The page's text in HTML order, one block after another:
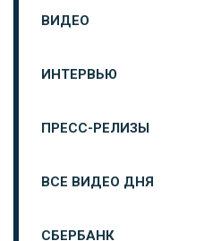
ВИДЕО
ИНТЕРВЬЮ
ПРЕСС-РЕЛИЗЫ
ВСЕ ВИДЕО ДНЯ
СБЕРБАНК